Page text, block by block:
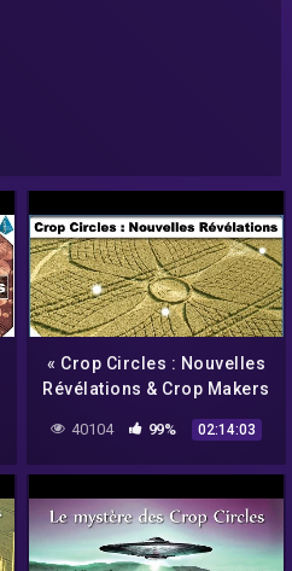
« Crop Circles : Nouvelles
Révélations & Crop Makers
Deïmian – NURÉA TV
40104 99% 02:14:03